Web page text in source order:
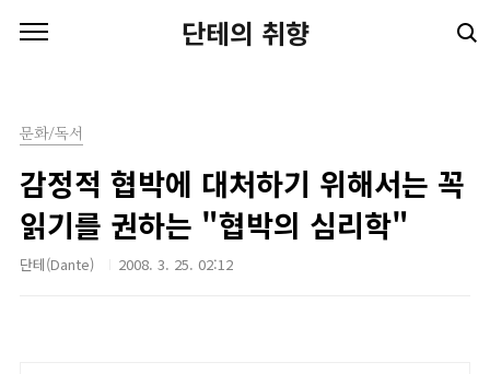
단테의 취향
문화/독서
감정적 협박에 대처하기 위해서는 꼭
읽기를 권하는 "협박의 심리학"
단테(Dante) 2008. 3. 25. 02:12